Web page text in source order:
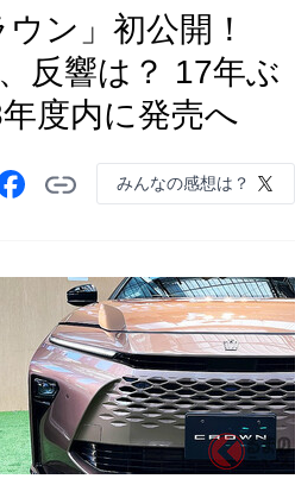
ン」初公開！
反響は？ 17年ぶ
度内に発売へ
みんなの感想は？